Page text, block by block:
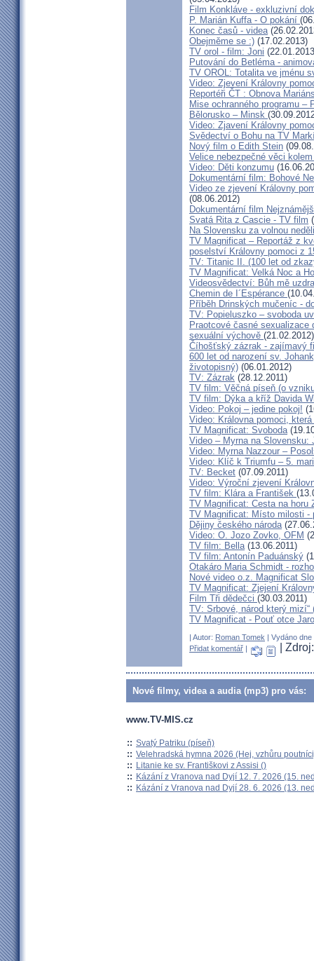
Film Konkláve - exkluzivní
P. Marián Kuffa - O pokání
Konec časů - videa
Obejměme se :) (17.02.2013)
TV orol - film: Joni
Putování do Betléma -
TV OROL: Totalita ve jménu
Video: Zjevení Královny
Reportéři ČT : Obnova
Mise ochranného programu
Bělorusko – Minsk
Video: Zjavení Královny
Svědectví o Bohu na TV
Nový film o Edith Stein
Velice nebezpečné věci
Video: Děti konzumu
Dokumentární film: Bohové
Video ze zjevení Královny
(08.06.2012)
Dokumentární film
Svatá Rita z Cascie - TV film
Na Slovensku za volnou
TV Magnificat – Reportáž z
poselství Královny pomoci z
TV: Titanic II. (100 let od
TV Magnificat: Velká Noc a
Videosvědectví: Bůh mě
Chemin de I´Espérance
Příběh Drinských mučeníc -
TV: Popieluszko – svoboda
Praotcové časné
sexuální výchově (21.02.2012)
Číhošťský zázrak - zajímavý
600 let od narození sv.
životopisný) (06.01.2012)
TV: Zázrak (28.12.2011)
TV film: Věčná píseň (o
TV film: Dýka a kříž Davida
Video: Pokoj – jedine pokoj!
Video: Královna pomoci,
TV Magnificat: Svoboda
Video – Myrna na Slovensku:
Video: Myrna Nazzour –
Video: Klíč k Triumfu – 5.
TV: Becket (07.09.2011)
Video: Výroční zjevení
TV film: Klára a František
TV Magnificat: Cesta na horu
TV Magnificat: Místo milosti -
Dějiny českého národa
Video: O. Jozo Zovko, OFM
TV film: Bella(13.06.2011)
TV film: Antonín Paduánský
Otakáro Maria Schmidt -
Nové video o.z. Magnificat
TV Magnificat: Zjejení
Film Tři dědečci (30.03.2011)
TV: Srbové, národ který mizí“
TV Magnificat - Pouť otce
| Autor: Roman Tomek | Vydáno
Přidat komentář | |
Nové filmy, videa a audia (mp3) pro vás:
www.TV-MIS.cz
:: Svatý Patriku (píseň)
:: Velehradská hymna 2026 (Hej, vzhůru
:: Litanie ke sv. Františkovi z Assisi ()
:: Kázání z Vranova nad Dyjí 12. 7. 2026 (15.
:: Kázání z Vranova nad Dyjí 28. 6. 2026 (13.